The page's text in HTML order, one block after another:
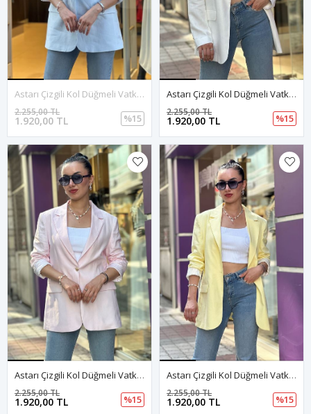
Astarı Çizgili Kol Düğmeli Vatkalı Blazer Keten Ceket-Bebemavi
1.920,00 TL
2.255,00 TL
%15
Astarı Çizgili Kol Düğmeli Vatkalı Blazer Keten Ceket-Beyaz
1.920,00 TL
2.255,00 TL
%15
Astarı Çizgili Kol Düğmeli Vatkalı Blazer Keten Ceket-Pembe
1.920,00 TL
2.255,00 TL
%15
Astarı Çizgili Kol Düğmeli Vatkalı Blazer Keten Ceket-Sarı
1.920,00 TL
2.255,00 TL
%15